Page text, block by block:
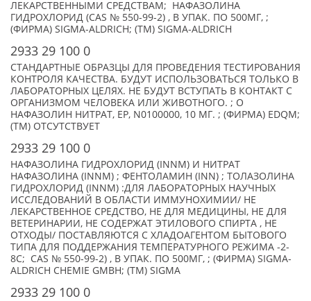
ЛЕКАРСТВЕННЫМИ СРЕДСТВАМ; НАФАЗОЛИНА
ГИДРОХЛОРИД (CAS № 550-99-2) , В УПАК. ПО 500МГ, ;
(ФИРМА) SIGMA-ALDRICH; (TM) SIGMA-ALDRICH
2933 29 100 0
СТАНДАРТНЫЕ ОБРАЗЦЫ ДЛЯ ПРОВЕДЕНИЯ ТЕСТИРОВАНИЯ
КОНТРОЛЯ КАЧЕСТВА. БУДУТ ИСПОЛЬЗОВАТЬСЯ ТОЛЬКО В
ЛАБОРАТОРНЫХ ЦЕЛЯХ. НЕ БУДУТ ВСТУПАТЬ В КОНТАКТ С
ОРГАНИЗМОМ ЧЕЛОВЕКА ИЛИ ЖИВОТНОГО. ; О
НАФАЗОЛИН НИТРАТ, EP, N0100000, 10 МГ. ; (ФИРМА) EDQM;
(TM) ОТСУТСТВУЕТ
2933 29 100 0
НАФАЗОЛИНА ГИДРОХЛОРИД (INNM) И НИТРАТ
НАФАЗОЛИНА (INNM) ; ФЕНТОЛАМИН (INN) ; ТОЛАЗОЛИНА
ГИДРОХЛОРИД (INNM) :ДЛЯ ЛАБОРАТОРНЫХ НАУЧНЫХ
ИССЛЕДОВАНИЙ В ОБЛАСТИ ИММУНОХИМИИ/ НЕ
ЛЕКАРСТВЕННОЕ СРЕДСТВО, НЕ ДЛЯ МЕДИЦИНЫ, НЕ ДЛЯ
ВЕТЕРИНАРИИ, НЕ СОДЕРЖАТ ЭТИЛОВОГО СПИРТА , НЕ
ОТХОДЫ/ ПОСТАВЛЯЮТСЯ С ХЛАДОАГЕНТОМ БЫТОВОГО
ТИПА ДЛЯ ПОДДЕРЖАНИЯ ТЕМПЕРАТУРНОГО РЕЖИМА -2-
8C; CAS № 550-99-2) , В УПАК. ПО 500МГ, ; (ФИРМА) SIGMA-
ALDRICH CHEMIE GMBH; (TM) SIGMA
2933 29 100 0